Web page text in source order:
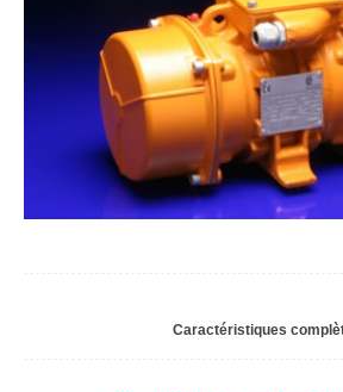
Caractéristiques